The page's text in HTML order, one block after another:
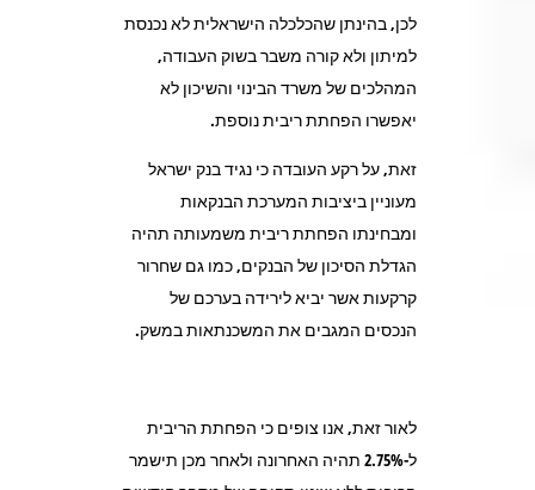
לכן, בהינתן שהכלכלה הישראלית לא נכנסת
למיתון ולא קורה משבר בשוק העבודה,
המהלכים של משרד הבינוי והשיכון לא
יאפשרו הפחתת ריבית נוספת.
זאת, על רקע העובדה כי נגיד בנק ישראל
מעוניין ביציבות המערכת הבנקאות
ומבחינתו הפחתת ריבית משמעותה תהיה
הגדלת הסיכון של הבנקים, כמו גם שחרור
קרקעות אשר יביא לירידה בערכם של
הנכסים המגבים את המשכנתאות במשק.
לאור זאת, אנו צופים כי הפחתת הריבית
ל-2.75% תהיה האחרונה ולאחר מכן תישמר